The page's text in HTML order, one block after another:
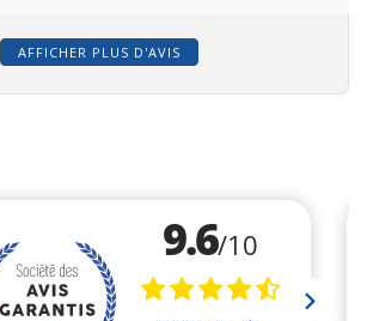
AFFICHER PLUS D'AVIS